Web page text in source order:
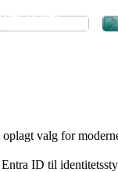
driller
valg for
ID til